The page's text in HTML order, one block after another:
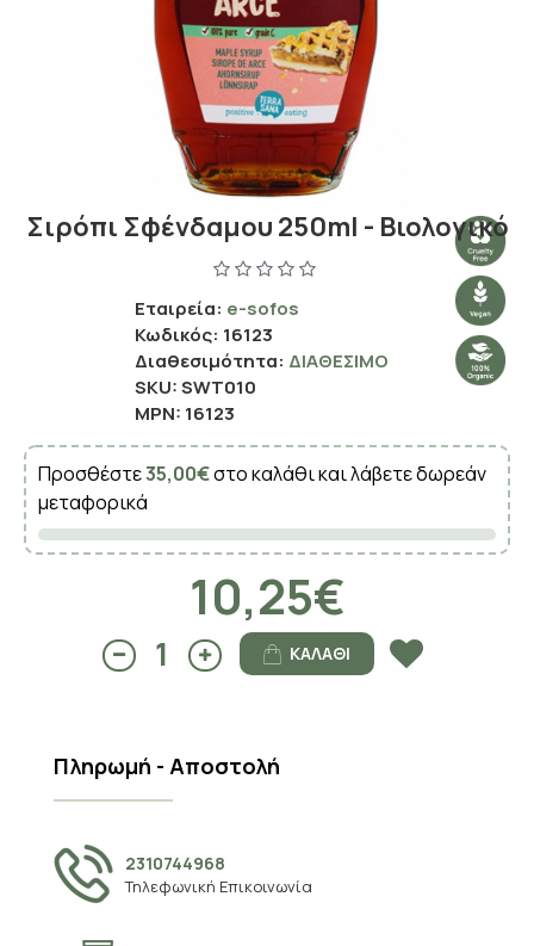
Σιρόπι Σφένδαμου 250ml - Βιολογικό
Εταιρεία: e-sofos
Κωδικός: 16123
Διαθεσιμότητα: ΔΙΑΘΈΣΙΜΟ
SKU:SWT010
MPN: 16123
Προσθέστε35,00€στο καλάθι και λάβετε δωρεάν
μεταφορικά
10,25€
ΚΑΛΆΘΙ
Πληρωμή - Αποστολή
2310744968
Τηλεφωνική Επικοινωνία